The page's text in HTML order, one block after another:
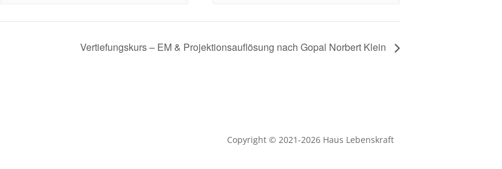
Vertiefungskurs – EM & Projektionsauflösung nach Gopal Norbert Klein
Copyright © 2021-2026 Haus Lebenskraft